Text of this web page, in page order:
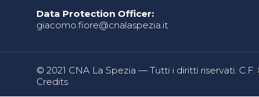
Data Protection Officer:
giacomo.fiore@cnalaspezia.it
© 2021 CNA La Spezia — Tutti i diritti riservati. C.F.
Credits